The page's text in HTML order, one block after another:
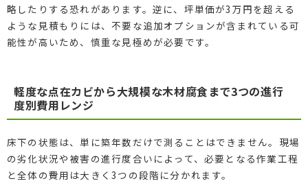
略したりする恐れがあります。逆に、坪単価が3万円を超える
ような見積もりには、不要な追加オプションが含まれている可
能性が高いため、慎重な見極めが必要です。
軽度な点在カビから大規模な木材腐食まで3つの進行
度別費用レンジ
床下の状態は、単に築年数だけで測ることはできません。現場
の劣化状況や被害の進行度合いによって、必要となる作業工程
と全体の費用は大きく3つの段階に分かれます。